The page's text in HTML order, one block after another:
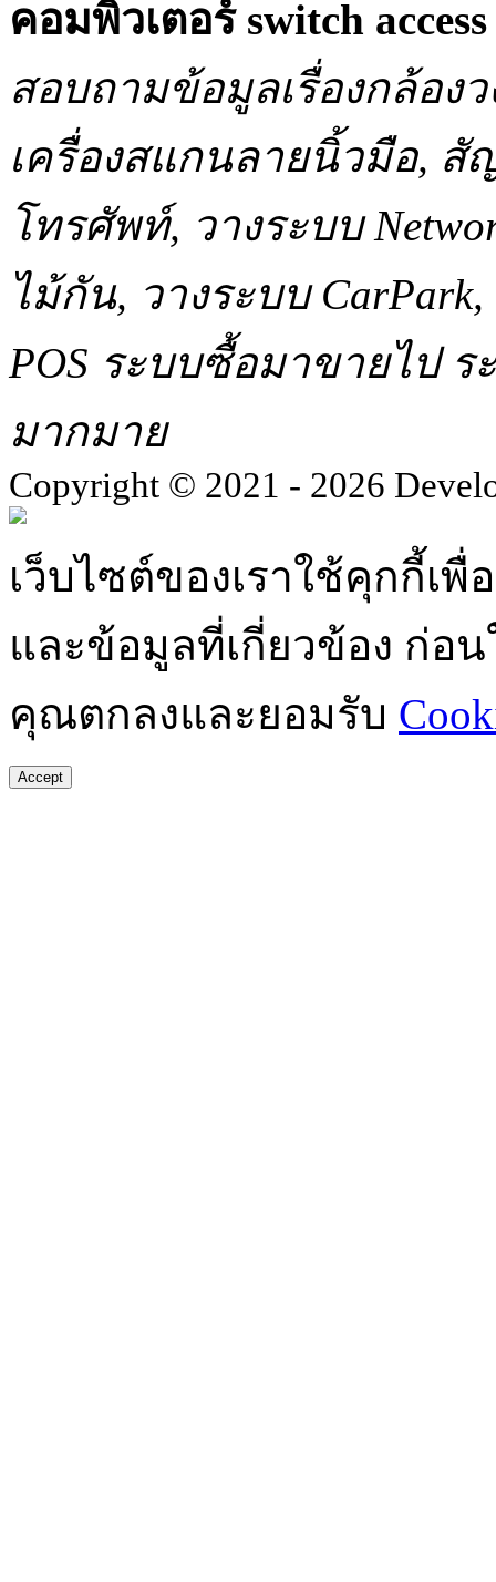
คอมพิวเตอร์ switch
สอบถามข้อมูลเรื่องกล้อง
เครื่องสแกนลายนิ้วมือ,
โทรศัพท์, วางระบบ
ไม้กัน, วางระบบ
POS ระบบซื้อมาขายไป ร
มากมาย
Copyright © 2021 - 2026
เว็บไซต์ของเราใช้คุกกี้เ
และข้อมูลที่เกี่ยวข้อง ก่อน
คุณตกลงและยอมรับ
Accept